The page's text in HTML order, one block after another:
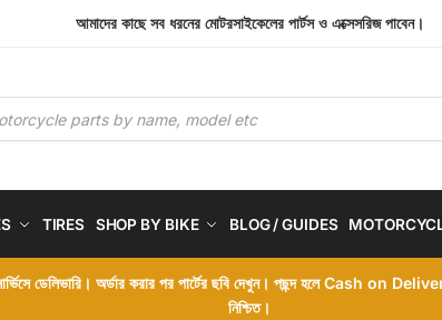
আমাদের কাছে সব ধরনের মোটরসাইকেলের পার্টস ও এক্সেসরিজ পাবেন।
TIRES SHOP BY BIKE BLOG / GUIDES
ডেলিভারি। অর্ডার করার পর পার্টের ছবি দেখুন। পছন্দ হলে Cash on
নিশ্চিত।